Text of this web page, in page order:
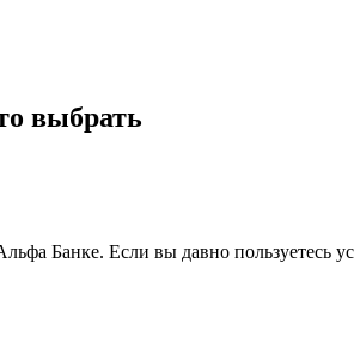
выбрать
Банке. Если вы давно пользуетесь